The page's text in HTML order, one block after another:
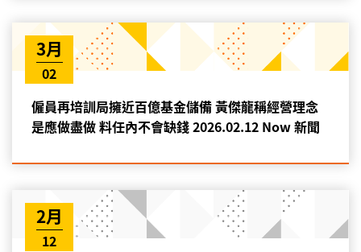
3月
02
僱員再培訓局擁近百億基金儲備 黃傑龍稱經營理念
是應做盡做 料任內不會缺錢 2026.02.12 Now 新聞
2月
12